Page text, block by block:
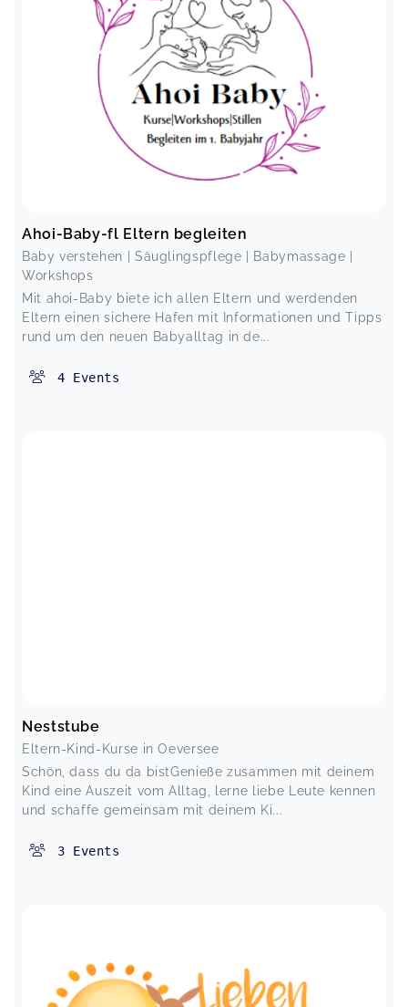
Ahoi-Baby-fl Eltern begleiten
Baby verstehen | Säuglingspflege | Babymassage |
Workshops
Mit ahoi-Baby biete ich allen Eltern und werdenden
Eltern einen sichere Hafen mit Informationen und Tipps
rund um den neuen Babyalltag in de...
4 Events
Neststube
Eltern-Kind-Kurse in Oeversee
Schön, dass du da bistGenieße zusammen mit deinem
Kind eine Auszeit vom Alltag, lerne liebe Leute kennen
und schaffe gemeinsam mit deinem Ki...
3 Events